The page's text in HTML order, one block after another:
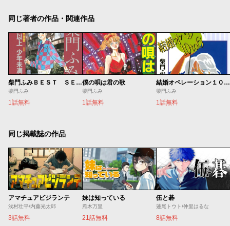
同じ著者の作品・関連作品
柴門ふみＢＥＳＴ ＳＥＬＥＣＴＩＯＮ
柴門ふみ
1話無料
僕の唄は君の歌
柴門ふみ
1話無料
結婚オペレーション１０ｔｏ６
柴門ふみ
1話無料
同じ掲載誌の作品
アマチュアビジランテ
浅村壮平/内藤光太郎
3話無料
妹は知っている
雁木万里
21話無料
伍と碁
蓮尾トウト/仲里はるな
8話無料